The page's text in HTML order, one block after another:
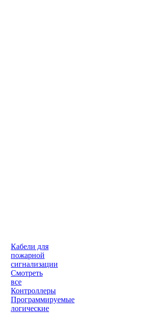
Кабели для
пожарной
сигнализации
Смотреть
все
Контроллеры
Программируемые
логические